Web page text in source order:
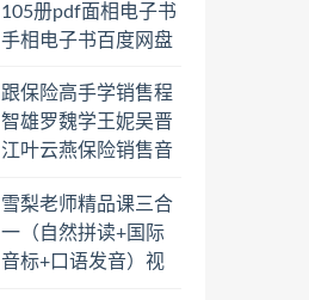
105册pdf面相电子书
手相电子书百度网盘
跟保险高手学销售程
智雄罗魏学王妮吴晋
江叶云燕保险销售音
盘下载学习
雪梨老师精品课三合
一（自然拼读+国际
音标+口语发音）视